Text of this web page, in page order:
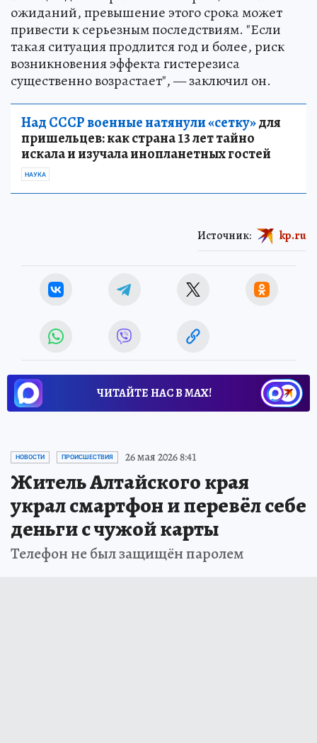
ожиданий, превышение этого срока может
привести к серьезным последствиям. "Если
такая ситуация продлится год и более, риск
возникновения эффекта гистерезиса
существенно возрастает", — заключил он.
Над СССР военные натянули «сетку»для
пришельцев: как страна 13 лет тайно
искала и изучала инопланетных гостей
НАУКА
Источник: kp.ru
ЧИТАЙТЕ НАС В МАХ!
НОВОСТИ ПРОИСШЕСТВИЯ 26 мая 2026 8:41
Житель Алтайского края
украл смартфон и перевёл себе
деньги с чужой карты
Телефон не был защищён паролем